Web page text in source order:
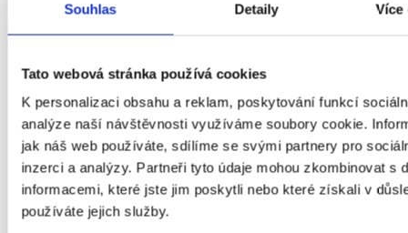
Souhlas Detaily Více
Tato webová stránka používá cookies
K personalizaci obsahu a reklam, poskytování funkcí
analýze naší návštěvnosti využíváme soubory cookie.
jak náš web používáte, sdílíme se svými partnery pro
inzerci a analýzy. Partneři tyto údaje mohou zkombinovat s
informacemi, které jste jim poskytli nebo které získali v
používáte jejich služby.
Typ leadu
Spočítat výnos